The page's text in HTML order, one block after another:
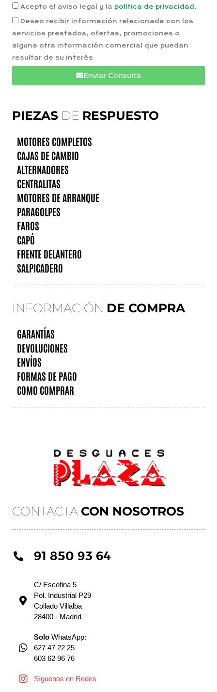
CONTACTA CON NOSOTROS
91 850 93 64
C/ Escofina 5
Pol. Industrial P29
Collado Villalba
28400 - Madrid
Solo WhatsApp:
627 47 22 25
603 62 96 76
Síguenos en Redes
PIEZAS DE RESPUESTO
MOTORES COMPLETOS
CAJAS DE CAMBIO
ALTERNADORES
CENTRALITAS
MOTORES DE ARRANQUE
PARAGOLPES
FAROS
CAPÓ
FRENTE DELANTERO
SALPICADERO
INFORMACIÓN DE COMPRA
GARANTÍAS
DEVOLUCIONES
ENVÍOS
FORMAS DE PAGO
COMO COMPRAR
Acepto el aviso legal y la política de privacidad.
Deseo recibir información relacionada con los
servicios prestados, ofertas, promociones o
alguna otra información comercial que puedan
resultar de su interés
Enviar Consulta